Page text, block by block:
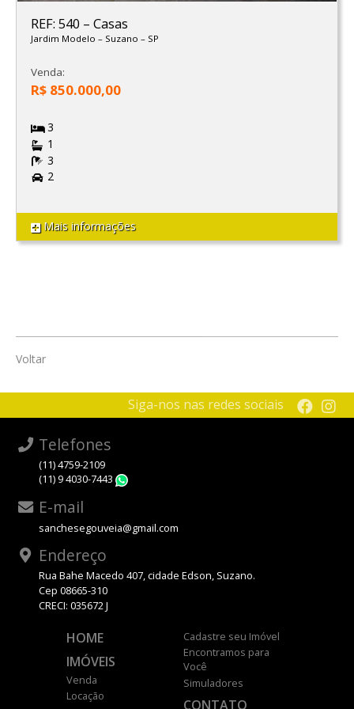
REF: 540 – Casas
Jardim Modelo – Suzano – SP
Venda:
R$ 850.000,00
3
1
3
2
Mais informações
Voltar
Siga-nos nas redes sociais
Telefones
(11) 4759-2109
(11) 9 4030-7443
E-mail
sanchesegouveia@gmail.com
Endereço
Rua Bahe Macedo 407, cidade Edson, Suzano.
Cep 08665-310
CRECI: 035672 J
HOME
IMÓVEIS
Venda
Locação
Cadastre seu Imóvel
Encontramos para
Você
Simuladores
CONTATO